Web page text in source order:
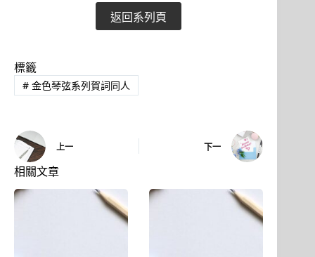
返回系列頁
標籤
#金色琴弦系列賀詞同人
上一 下一
相關文章